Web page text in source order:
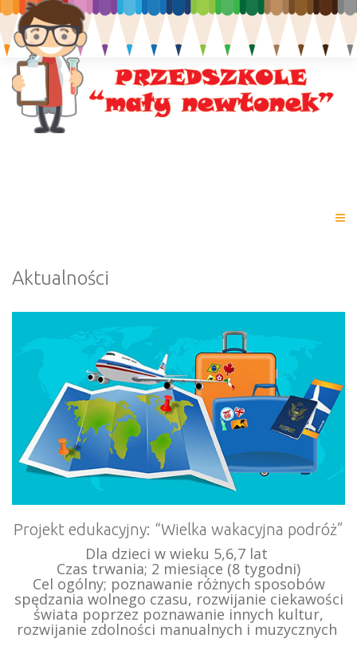
Aktualności
Projekt edukacyjny: “Wielka wakacyjna podróż”
Dla dzieci w wieku 5,6,7 lat
Czas trwania; 2 miesiące (8 tygodni)
Cel ogólny; poznawanie różnych sposobów
spędzania wolnego czasu, rozwijanie ciekawości
świata poprzez poznawanie innych kultur,
rozwijanie zdolności manualnych i muzycznych